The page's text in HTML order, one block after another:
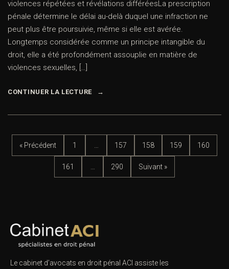
violences répétées et révélations différéesLa prescription
pénale détermine le délai au-delà duquel une infraction ne
peut plus être poursuivie, même si elle est avérée.
Longtemps considérée comme un principe intangible du
droit, elle a été profondément assouplie en matière de
violences sexuelles, […]
CONTINUER LA LECTURE
« Précédent 1 157 158 159 160
161 290 Suivant »
Le cabinet d’avocats en droit pénal ACI assiste les